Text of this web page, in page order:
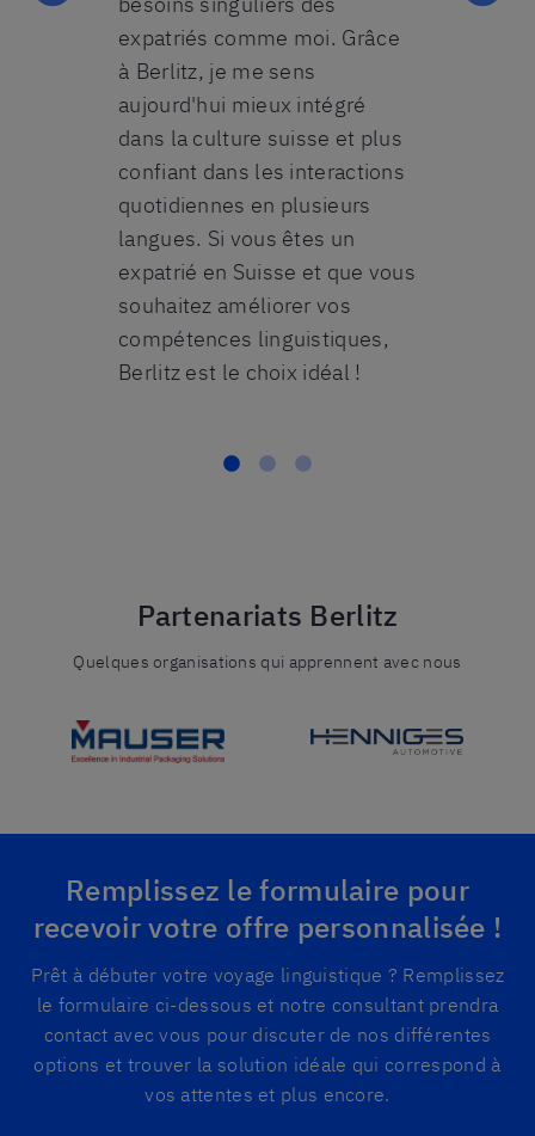
expatriés comme moi. Grâce
à Berlitz, je me sens
aujourd'hui mieux intégré
dans la culture suisse et plus
confiant dans les interactions
quotidiennes en plusieurs
langues. Si vous êtes un
expatrié en Suisse et que vous
souhaitez améliorer vos
compétences linguistiques,
Berlitz est le choix idéal !
Partenariats Berlitz
Quelques organisations qui apprennent avec nous
Remplissez le formulaire pour
recevoir votre offre personnalisée !
Prêt à débuter votre voyage linguistique ? Remplissez
le formulaire ci-dessous et notre consultant prendra
contact avec vous pour discuter de nos différentes
options et trouver la solution idéale qui correspond à
vos attentes et plus encore.